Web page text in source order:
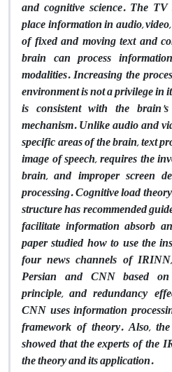
and cognitive science. The
place information in audio,
of fixed and moving text and
brain can process
modalities. Increasing the
environment is not a privilege in
is consistent with the
mechanism. Unlike audio and
specific areas of the brain, text
image of speech, requires the
brain, and improper screen
processing. Cognitive load
structure has recommended
facilitate information absorb
paper studied how to use the
four news channels of
Persian and CNN based
principle, and redundancy
CNN uses information
framework of theory. Also,
showed that the experts of the
the theory and its application.